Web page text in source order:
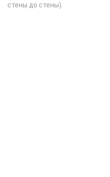
стены до стены).